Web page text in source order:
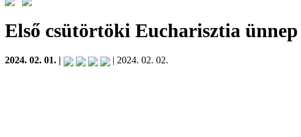
Első csütörtöki Eucharisztia ünnep
2024. 02. 01. | | 2024. 02. 02.